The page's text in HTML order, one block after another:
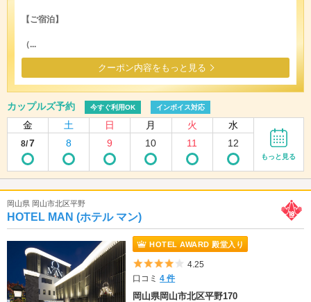
【ご宿泊】
（...
クーポン内容をもっと見る
カップルズ予約 今すぐ利用OK インボイス対応
金 土 日 月 火 水
8/7 8 9 10 11 12
もっと見る
岡山県 岡山市北区平野
HOTEL MAN (ホテル マン)
HOTEL AWARD 殿堂入り
5つ星のうち4
4.25
口コミ4 件
岡山県岡山市北区平野170